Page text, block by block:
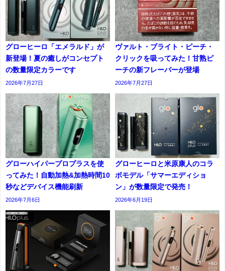
グローヒーロ「エメラルド」が
新登場！夏の癒しがコンセプト
の数量限定カラーです
2026年7月27日
ヴァルト・ブライト・ピーチ・
クリックを吸ってみた！甘熟ピ
ーチの新フレーバーが登場
2026年7月27日
グローハイパープロプラスを使
ってみた！自動加熱&加熱時間10
秒などデバイス機能刷新
2026年7月6日
グローヒーロと米原康人のコラ
ボモデル「サマーエディショ
ン」が数量限定で発売！
2026年6月19日